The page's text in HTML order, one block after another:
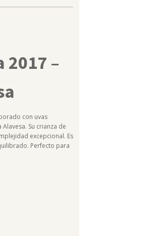
2017 –
con uvas
Su crianza de
excepcional. Es
Perfecto para